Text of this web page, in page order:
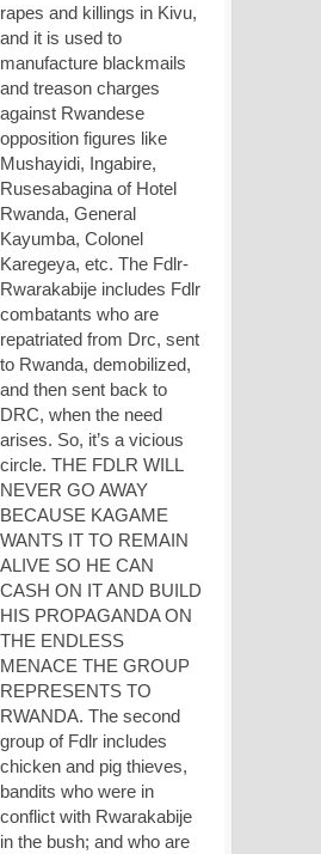
rapes and killings in Kivu,
and it is used to
manufacture blackmails
and treason charges
against Rwandese
opposition figures like
Mushayidi, Ingabire,
Rusesabagina of Hotel
Rwanda, General
Kayumba, Colonel
Karegeya, etc. The Fdlr-
Rwarakabije includes Fdlr
combatants who are
repatriated from Drc, sent
to Rwanda, demobilized,
and then sent back to
DRC, when the need
arises. So, it’s a vicious
circle. THE FDLR WILL
NEVER GO AWAY
BECAUSE KAGAME
WANTS IT TO REMAIN
ALIVE SO HE CAN
CASH ON IT AND BUILD
HIS PROPAGANDA ON
THE ENDLESS
MENACE THE GROUP
REPRESENTS TO
RWANDA. The second
group of Fdlr includes
chicken and pig thieves,
bandits who were in
conflict with Rwarakabije
in the bush; and who are